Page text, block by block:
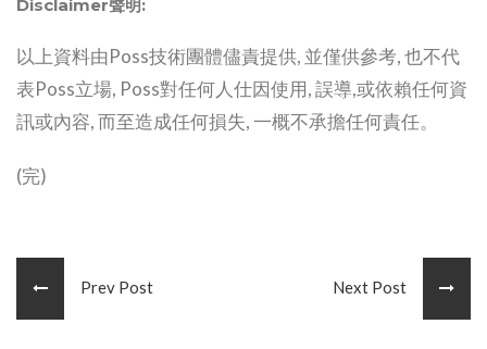
Disclaimer聲明:
以上資料由Poss技術團體儘責提供, 並僅供參考, 也不代
表Poss立場, Poss對任何人仕因使用, 誤導,或依賴任何資
訊或內容, 而至造成任何損失, 一概不承擔任何責任。
(完)
Prev Post Next Post